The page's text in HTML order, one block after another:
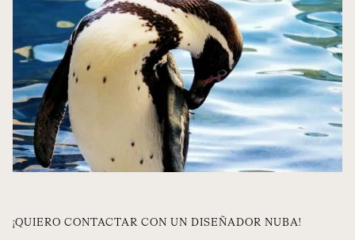
¡QUIERO CONTACTAR CON UN DISEÑADOR NUBA!